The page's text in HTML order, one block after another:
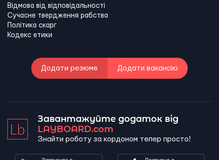
Відмова від відповідальності
Сучасне твердження рабства
Політика скарг
Кодекс етики
Додати резюме Додати вакансію
Завантажуйте додаток від
LAYBOARD.com
Знайти роботу за кордоном тепер просто!